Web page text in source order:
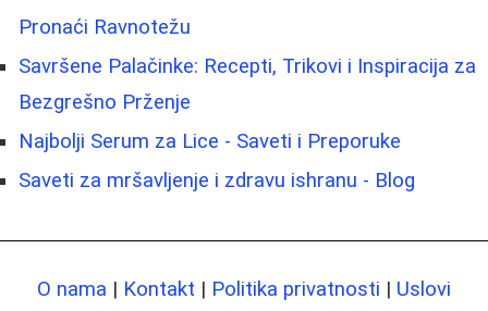
Pronaći Ravnotežu
Savršene Palačinke: Recepti, Trikovi i Inspiracija za
Bezgrešno Prženje
Najbolji Serum za Lice - Saveti i Preporuke
Saveti za mršavljenje i zdravu ishranu - Blog
O nama | Kontakt | Politika privatnosti | Uslovi